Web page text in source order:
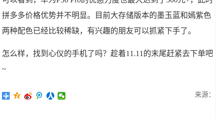
拼多多价格优势并不明显。目前大存储版本的墨玉蓝和嫣紫色
两种配色已经比较稀缺，有兴趣的朋友可以抓紧下手了。
怎么样，找到心仪的手机了吗？趁着11.11的末尾赶紧去下单吧
~
来源：